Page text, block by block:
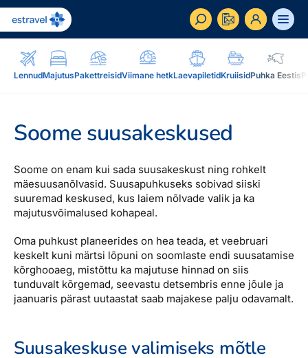
LennudMajutusPakettreisidViimane hetkLaevapiletidKruiisidPuhka Eestis
ET RU EN
Blogi, sihtkohad, podcastid, ajakiri, uudiskiri...
Blogi
Podcastid
Uudiskiri
Reisiajakiri Traveller
Reisidele lisaks
Järelmaks, Estraveli kinkekaart, Airalo eSim,
Järelmaks
Estraveli kinkekaart
Airalo eSIM
Lojaalsusprogramm
Boonuspunktid, Kuldkaart, Platinum kaart...
Platinum Club
tööle, uudised...
Soome suusakeskused
Soome on enam kui sada suusakeskust ning rohkelt
mäesuusanõlvasid. Suusapuhkuseks sobivad siiski
suuremad keskused, kus laiem nõlvade valik ja ka
majutusvõimalused kohapeal.
Oma puhkust planeerides on hea teada, et veebruari
keskelt kuni märtsi lõpuni on soomlaste endi suusatamise
kõrghooaeg, mistõttu ka majutuse hinnad on siis
tunduvalt kõrgemad, seevastu detsembris enne jõule ja
jaanuaris pärast uutaastat saab majakese palju odavamalt.
Suusakeskuse valimiseks mõtle